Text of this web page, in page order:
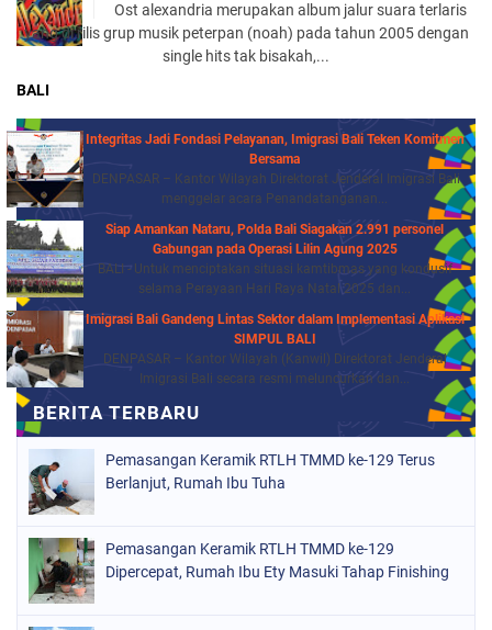
Ost alexandria merupakan album jalur suara terlaris
yang di rilis grup musik peterpan (noah) pada tahun 2005 dengan
single hits tak bisakah,...
BALI
Integritas Jadi Fondasi Pelayanan, Imigrasi Bali Teken Komitmen
Bersama
DENPASAR – Kantor Wilayah Direktorat Jenderal Imigrasi Bali
menggelar acara Penandatanganan...
Siap Amankan Nataru, Polda Bali Siagakan 2.991 personel
Gabungan pada Operasi Lilin Agung 2025
BALI - Untuk menciptakan situasi kamtibmas yang kondusif
selama Perayaan Hari Raya Natal 2025 dan...
Imigrasi Bali Gandeng Lintas Sektor dalam Implementasi Aplikasi
SIMPUL BALI
DENPASAR – Kantor Wilayah (Kanwil) Direktorat Jenderal
Imigrasi Bali secara resmi meluncurkan dan...
Pemasangan Keramik RTLH TMMD ke-129 Terus
Berlanjut, Rumah Ibu Tuha
Pemasangan Keramik RTLH TMMD ke-129
Dipercepat, Rumah Ibu Ety Masuki Tahap Finishing